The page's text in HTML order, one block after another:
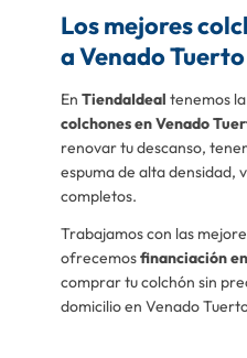
Los mejores
a Venado Tuerto
En TiendaIdeal tenemos
colchones en Venado
renovar tu descanso,
espuma de alta densidad,
completos.
Trabajamos con las
ofrecemosfinanciación
comprar tu colchón sin
domicilio en Venado